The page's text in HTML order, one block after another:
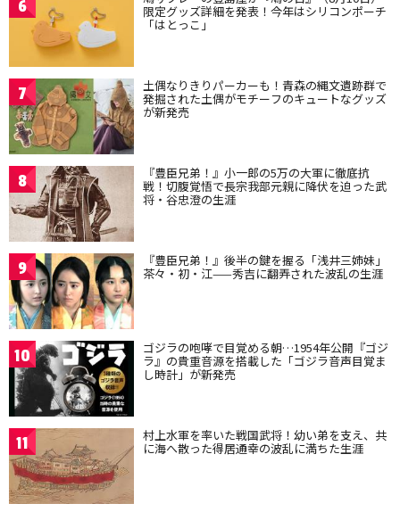
6 限定グッズ詳細を発表！今年はシリコンポーチ
「はとっこ」
7 土偶なりきりパーカーも！青森の縄文遺跡群で
発掘された土偶がモチーフのキュートなグッズ
が新発売
8 『豊臣兄弟！』小一郎の5万の大軍に徹底抗
戦！切腹覚悟で長宗我部元親に降伏を迫った武
将・谷忠澄の生涯
9 『豊臣兄弟！』後半の鍵を握る「浅井三姉妹」
茶々・初・江——秀吉に翻弄された波乱の生涯
10 ゴジラの咆哮で目覚める朝…1954年公開『ゴジ
ラ』の貴重音源を搭載した「ゴジラ音声目覚ま
し時計」が新発売
11 村上水軍を率いた戦国武将！幼い弟を支え、共
に海へ散った得居通幸の波乱に満ちた生涯